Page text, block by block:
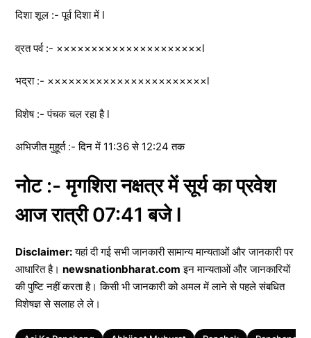
दिशा शूल :- पूर्व दिशा में l
व्रत पर्व :- ×××××××××××××××××××××l
भद्रा :- ×××××××××××××××××××××××l
विशेष :- पंचक चल रहा है l
अभिजीत मुहूर्त :- दिन में 11:36 से 12:24 तक
नोट :- मृगशिरा नक्षत्र में सूर्य का प्रवेश
आज रात्री 07:41 बजे l
Disclaimer:यहां दी गई सभी जानकारी सामान्य मान्यताओं और जानकारी पर
आधारित है। newsnationbharat.com इन मान्यताओं और जानकारियों
की पुष्टि नहीं करता है। किसी भी जानकारी को अमल में लाने से पहले संबधित
विशेषज्ञ से सलाह ले ले।